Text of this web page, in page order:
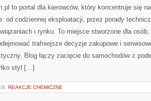
to portal dla kierowców, który koncentruje się
od codziennej eksploatacji, przez porady
i rynku. To miejsce stworzone dla
trafniejsze decyzje zakupowe i
Blog łączy zacięcie do samochodów z
styl […]
REAKCJE CHEMICZNE